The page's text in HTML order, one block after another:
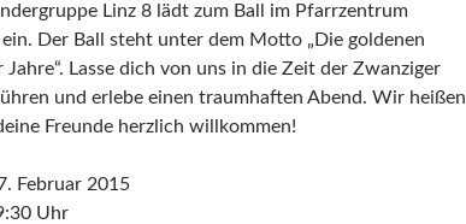
Linz 8 lädt zum Ball im Pfarrzentrum
ein. Der Ball steht unter dem Motto „Die goldenen
Jahre“. Lasse dich von uns in die Zeit der Zwanziger
und erlebe einen traumhaften Abend. Wir heißen
Freunde herzlich willkommen!
Februar 2015
Uhr